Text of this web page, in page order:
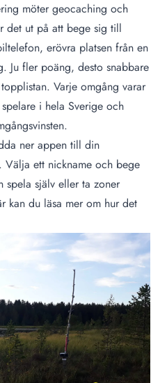
möter geocaching och
det ut på att bege sig till
erövra platsen från en
Ju fler poäng, desto snabbare
Varje omgång varar
i hela Sverige och
ner appen till din
ett nickname och bege
själv eller ta zoner
kan du läsa mer om hur det